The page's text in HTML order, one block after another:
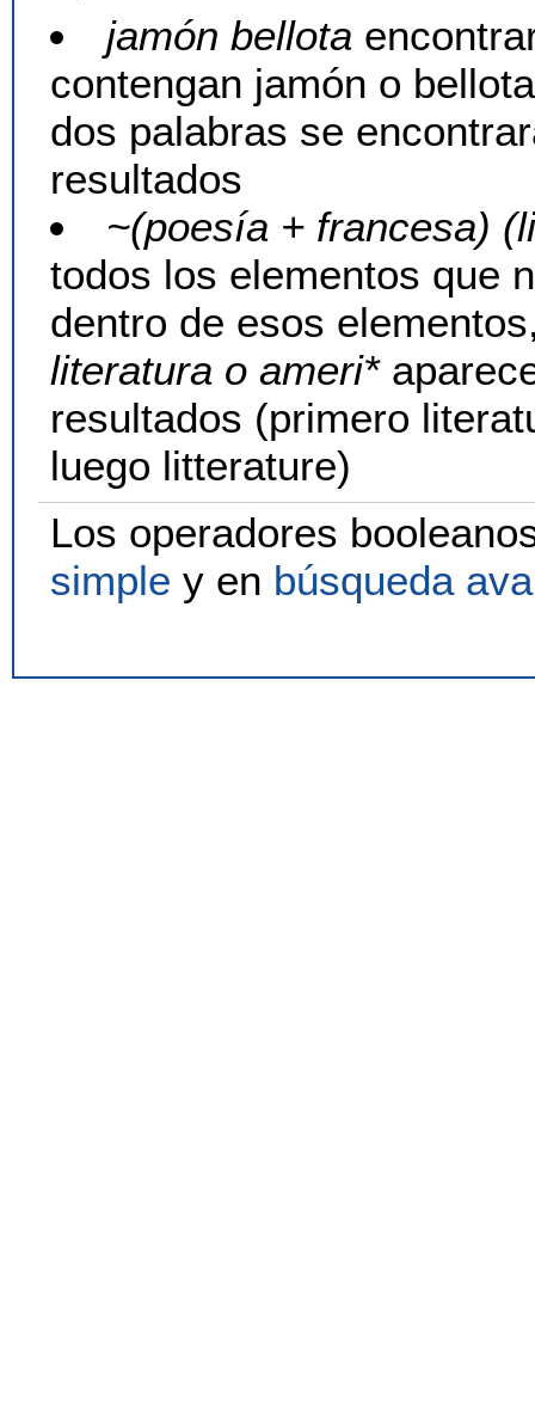
jamón bellota
contengan jamón o
dos palabras se
resultados
~(poesía + francesa)
todos los elementos que
dentro de esos
literatura o ameri*
resultados (primero
luego litterature)
Los operadores
simple y en búsqueda